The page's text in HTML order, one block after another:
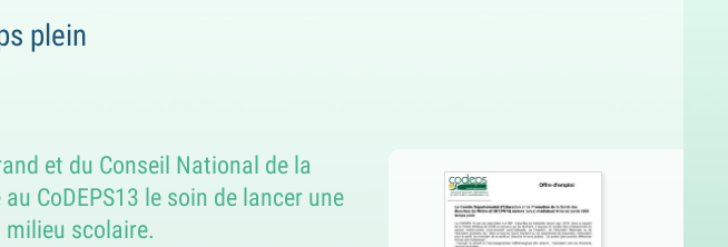
plein
et du Conseil National de la
CoDEPS13 le soin de lancer une
scolaire.